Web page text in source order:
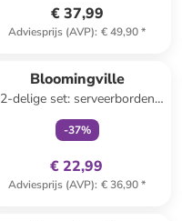
€ 37,99
Adviesprijs (AVP): € 49,90*
Bloomingville
2-delige set: serveerborden
"Maxima" wit/blauw/geel -
(L)15 x (B)11 cm
-37%
€ 22,99
Adviesprijs (AVP): € 36,90*